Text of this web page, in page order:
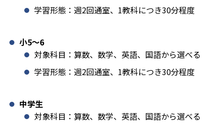
学習形態：週2回通室、1教科につき30分程度
小5〜6
対象科目：算数、数学、英語、国語から選べる
学習形態：週2回通室、1教科につき30分程度
中学生
対象科目：算数、数学、英語、国語から選べる